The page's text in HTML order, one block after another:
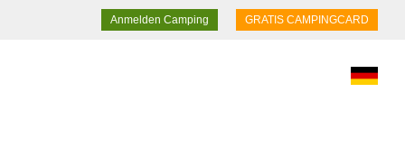
GRATIS CAMPINGCARD
Anmelden Camping